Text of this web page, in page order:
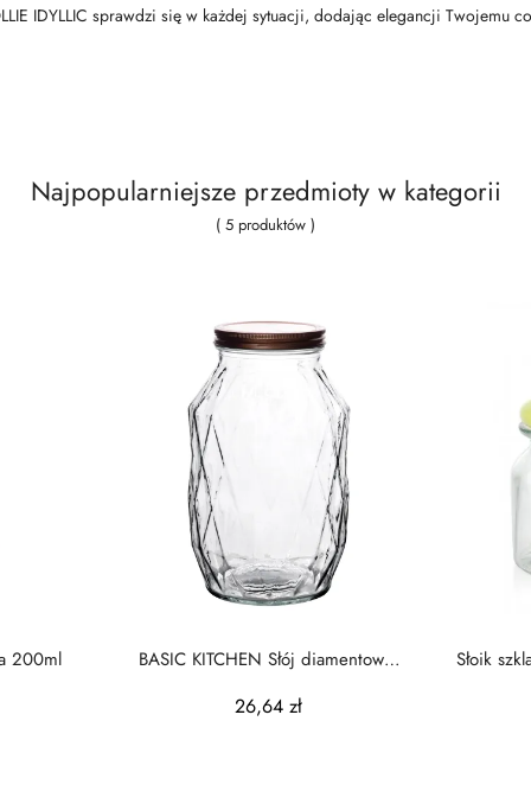
IDYLLIC sprawdzi się w każdej sytuacji, dodając elegancji Twojemu
Najpopularniejsze przedmioty w kategorii
( 5 produktów )
200ml
BASIC KITCHEN Słój diamentowy
26,64 zł
Słoik